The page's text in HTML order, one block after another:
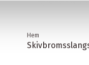
Hem